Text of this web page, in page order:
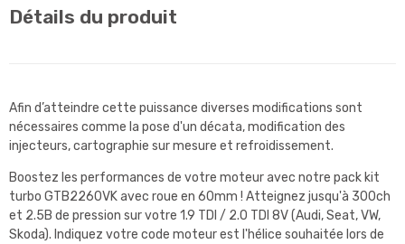
Détails du produit
Afin d’atteindre cette puissance diverses modifications sont
nécessaires comme la pose d'un décata, modification des
injecteurs, cartographie sur mesure et refroidissement.
Boostez les performances de votre moteur avec notre pack kit
turbo GTB2260VK avec roue en 60mm ! Atteignez jusqu'à 300ch
et 2.5B de pression sur votre 1.9 TDI / 2.0 TDI 8V (Audi, Seat, VW,
Skoda). Indiquez votre code moteur est l'hélice souhaitée lors de